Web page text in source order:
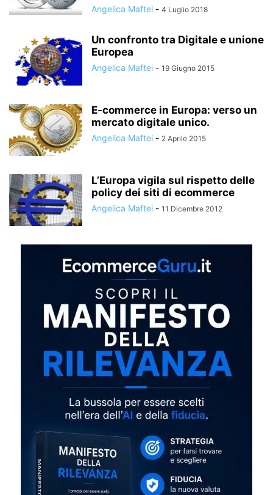
Angelica Maftei - 4 Luglio 2018
Un confronto tra Digitale e unione
Europea
Angelica Maftei - 19 Giugno 2015
E-commerce in Europa: verso un
mercato digitale unico.
Angelica Maftei - 2 Aprile 2015
L’Europa vigila sul rispetto delle
policy dei siti di ecommerce
Angelica Maftei - 11 Dicembre 2012